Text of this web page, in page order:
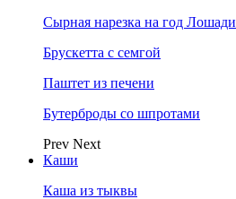
Сырная нарезка на год Лошади
Брускетта с семгой
Паштет из печени
Бутерброды со шпротами
Prev Next
Каши
Каша из тыквы